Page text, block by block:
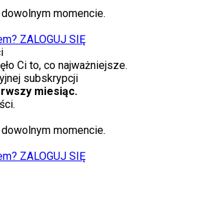
momencie.
ZALOGUJ SIĘ
Ci to, co najważniejsze.
subskrypcji
miesiąc.
momencie.
ZALOGUJ SIĘ